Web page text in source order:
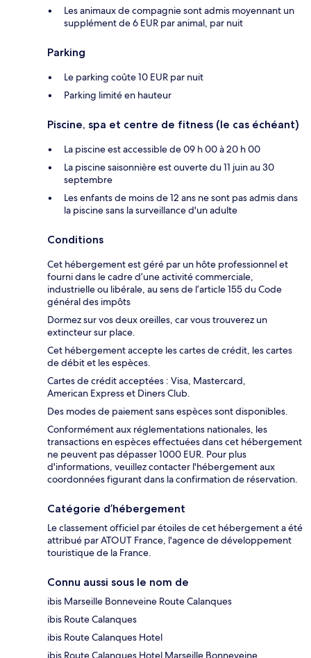
Les animaux de compagnie sont admis moyennant un
supplément de 6 EUR par animal, par nuit
Parking
Le parking coûte 10 EUR par nuit
Parking limité en hauteur
Piscine, spa et centre de fitness (le cas échéant)
La piscine est accessible de 09 h 00 à 20 h 00
La piscine saisonnière est ouverte du 11 juin au 30
septembre
Les enfants de moins de 12 ans ne sont pas admis dans
la piscine sans la surveillance d'un adulte
Conditions
Cet hébergement est géré par un hôte professionnel et
fourni dans le cadre d’une activité commerciale,
industrielle ou libérale, au sens de l’article 155 du Code
général des impôts
Dormez sur vos deux oreilles, car vous trouverez un
extincteur sur place.
Cet hébergement accepte les cartes de crédit, les cartes
de débit et les espèces.
Cartes de crédit acceptées : Visa, Mastercard,
American Express et Diners Club.
Des modes de paiement sans espèces sont disponibles.
Conformément aux réglementations nationales, les
transactions en espèces effectuées dans cet hébergement
ne peuvent pas dépasser 1000 EUR. Pour plus
d'informations, veuillez contacter l'hébergement aux
coordonnées figurant dans la confirmation de réservation.
Catégorie d’hébergement
Le classement officiel par étoiles de cet hébergement a été
attribué par ATOUT France, l'agence de développement
touristique de la France.
Connu aussi sous le nom de
ibis Marseille Bonneveine Route Calanques
ibis Route Calanques
ibis Route Calanques Hotel
ibis Route Calanques Hotel Marseille Bonneveine